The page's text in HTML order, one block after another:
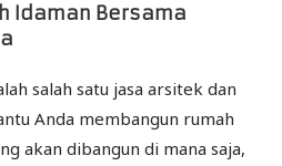
Idaman Bersama
salah satu jasa arsitek dan
Anda membangun rumah
akan dibangun di mana saja,